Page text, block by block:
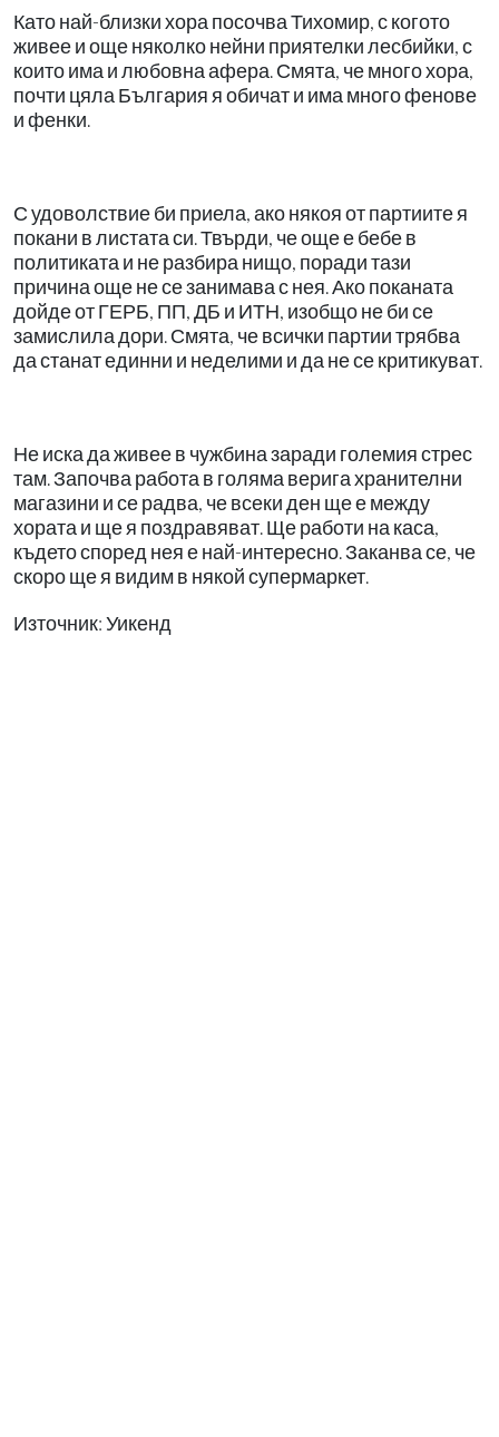
Като най-близки хора посочва Тихомир, с когото
живее и още няколко нейни приятелки лесбийки, с
които има и любовна афера. Смята, че много хора,
почти цяла България я обичат и има много фенове
и фенки.
С удоволствие би приела, ако някоя от партиите я
покани в листата си. Твърди, че още е бебе в
политиката и не разбира нищо, поради тази
причина още не се занимава с нея. Ако поканата
дойде от ГЕРБ, ПП, ДБ и ИТН, изобщо не би се
замислила дори. Смята, че всички партии трябва
да станат единни и неделими и да не се критикуват.
Не иска да живее в чужбина заради големия стрес
там. Започва работа в голяма верига хранителни
магазини и се радва, че всеки ден ще е между
хората и ще я поздравяват. Ще работи на каса,
където според нея е най-интересно. Заканва се, че
скоро ще я видим в някой супермаркет.
Източник: Уикенд